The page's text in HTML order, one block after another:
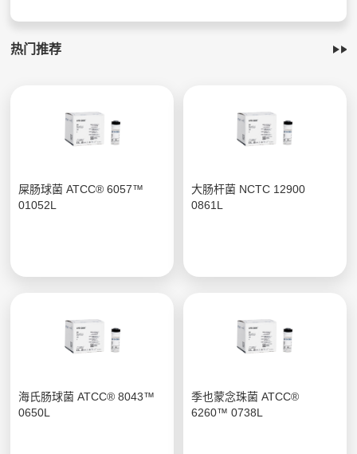
热门推荐
屎肠球菌 ATCC® 6057™
01052L
大肠杆菌 NCTC 12900
0861L
海氏肠球菌 ATCC® 8043™
0650L
季也蒙念珠菌 ATCC®
6260™ 0738L